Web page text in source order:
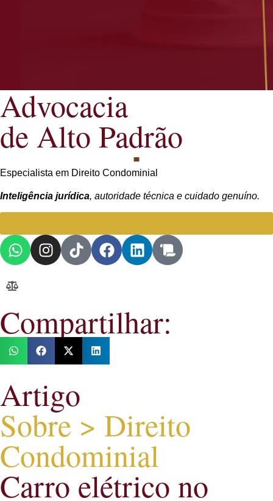
Advocacia
de Alto Padrão
Especialista em Direito Condominial
Inteligência jurídica, autoridade técnica e cuidado genuíno.
Compartilhar:
Artigo
Sobre > Direito
Condominial
Carro elétrico no